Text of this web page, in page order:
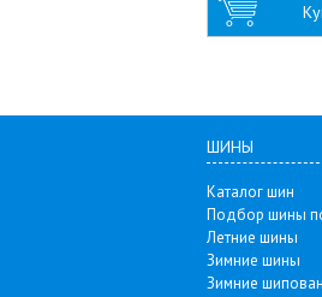
ШИНЫ
Каталог шин
Подбор шины
Летние шины
Зимние шины
Зимние